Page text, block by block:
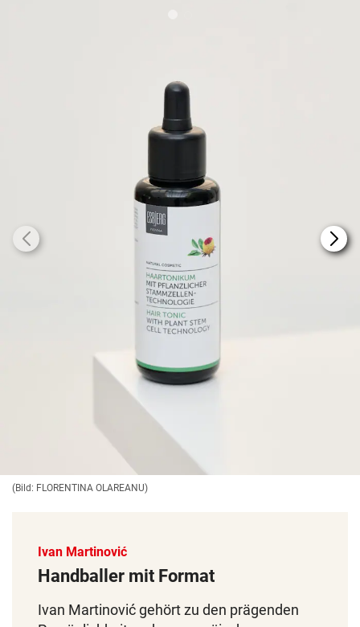
(Bild: FLORENTINA OLAREANU)
Ivan Martinović
Handballer mit Format
Ivan Martinović gehört zu den prägenden